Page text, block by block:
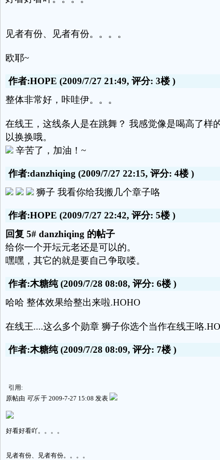
见者有份、见者有份。。。。
欧耶~
作者:HOPE (2009/7/27 21:49, 评分: 3楼)
整体非常好，咔哇伊。。。
在线王，这线条人是在跳舞？ 我感觉像是喝高了样
以换换哦。
辛苦了，加油！~
作者:danzhiqing (2009/7/27 22:15, 评分: 4楼)
狮子 我看你给我搬几个章子咯
作者:HOPE (2009/7/27 22:42, 评分: 5楼)
回复 5# danzhiqing 的帖子
给你一个开坛元老还是可以的。
嘿嘿，其它的就是要自己争取喽。
作者:木糖纯(2009/7/28 08:08, 评分: 6楼)
哈哈 整体效果给整出来啦.HOHO
在线王....这么多个勋章 狮子你选个当作在线王咯
作者:木糖纯(2009/7/28 08:09, 评分: 7楼)
引用:
原帖由 可乐于 2009-7-27 15:08 发表
好看好看吖。。。。
见者有份、见者有份。。。。